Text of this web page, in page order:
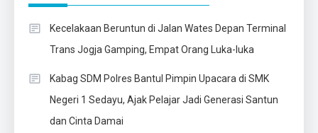
Kecelakaan Beruntun di Jalan Wates Depan Terminal
Trans Jogja Gamping, Empat Orang Luka-luka
Kabag SDM Polres Bantul Pimpin Upacara di SMK
Negeri 1 Sedayu, Ajak Pelajar Jadi Generasi Santun
dan Cinta Damai